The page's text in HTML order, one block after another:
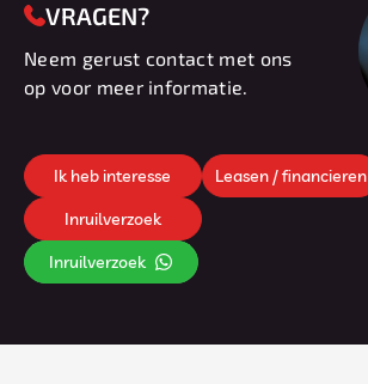
VRAGEN?
Neem gerust contact met ons
op voor meer informatie.
Ik heb interesse
Leasen / financieren
Inruilverzoek
Inruilverzoek